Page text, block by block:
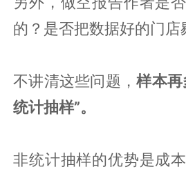
的？是否把数据好的门店
不讲清这些问题，样本再
统计抽样”。
非统计抽样的优势是成